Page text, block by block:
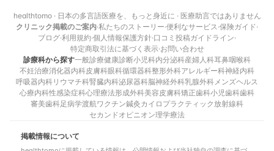
healthtomo · 日本の多言語医療を、もっと身近に · 医療助言ではありません
クリニック掲載のご案内·私たちのストーリー·便利なサービス·保険ガイド·
ブログ·利用規約·個人情報保護方針·口コミ投稿ガイドライン·
特定商取引法に基づく表示·お問い合わせ
診療科から探す一般診療健康診断小児科内分泌科産婦人科耳鼻咽喉科
不妊治療消化器内科皮膚科眼科循環器科整形外科アレルギー科神経内科
呼吸器内科 リウマチ科腎臓内科泌尿器科脳神経外科乳腺外科メンズヘルス
心療内科性感染症科心理療法形成外科美容皮膚科矯正歯科小児歯科歯科
審美歯科足病学渡航ワクチン鍼灸カイロプラクティック 放射線科
セカンドオピニオン理学療法
掲載情報について